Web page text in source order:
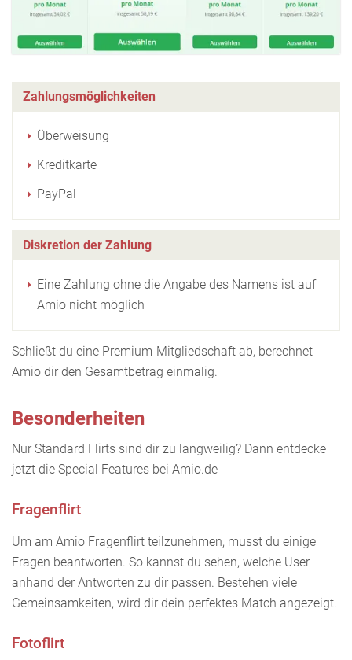
Zahlungsmöglichkeiten
Überweisung
Kreditkarte
PayPal
Diskretion der Zahlung
Eine Zahlung ohne die Angabe des Namens ist auf
Amio nicht möglich
Schließt du eine Premium-Mitgliedschaft ab, berechnet
Amio dir den Gesamtbetrag einmalig.
Besonderheiten
Nur Standard Flirts sind dir zu langweilig? Dann entdecke
jetzt die Special Features bei Amio.de
Fragenflirt
Um am Amio Fragenflirt teilzunehmen, musst du einige
Fragen beantworten. So kannst du sehen, welche User
anhand der Antworten zu dir passen. Bestehen viele
Gemeinsamkeiten, wird dir dein perfektes Match angezeigt.
Fotoflirt